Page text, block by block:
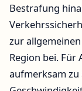
Bestrafung
zur
Region bei.
aufmerksam zu